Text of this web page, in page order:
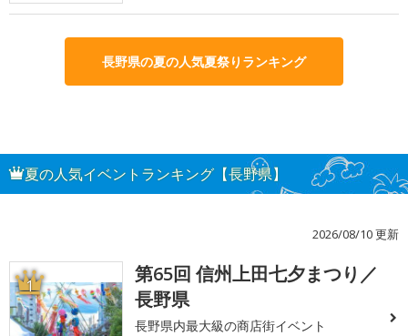
長野県の夏の人気夏祭りランキング
夏の人気イベントランキング【長野県】
2026/08/10 更新
1
第65回 信州上田七夕まつり／
長野県
長野県内最大級の商店街イベント